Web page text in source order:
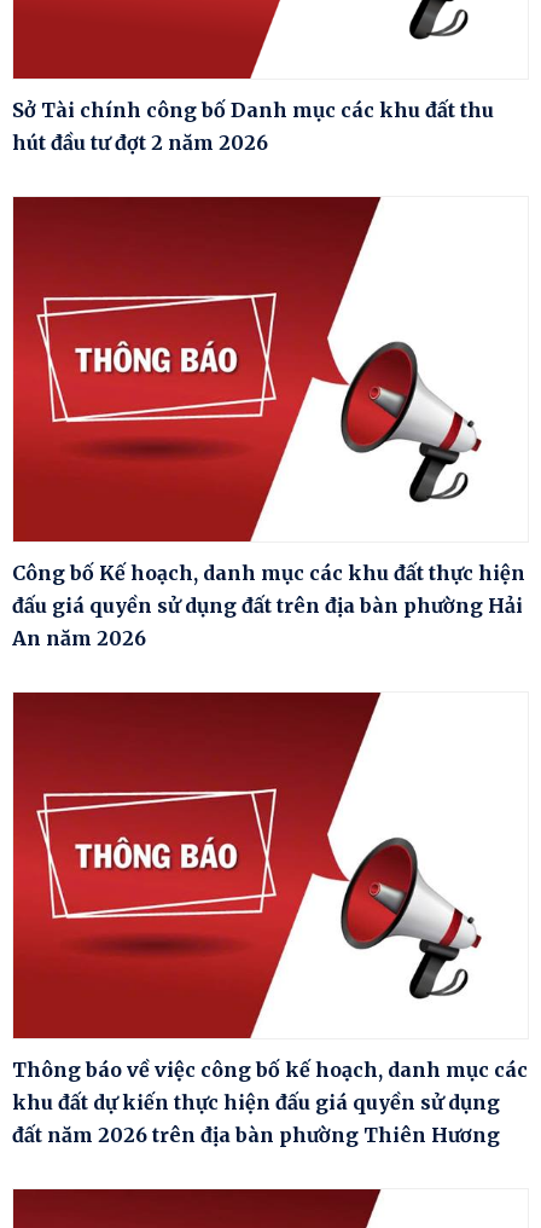
Sở Tài chính công bố Danh mục các khu đất thu
hút đầu tư đợt 2 năm 2026
Công bố Kế hoạch, danh mục các khu đất thực hiện
đấu giá quyền sử dụng đất trên địa bàn phường Hải
An năm 2026
Thông báo về việc công bố kế hoạch, danh mục các
khu đất dự kiến thực hiện đấu giá quyền sử dụng
đất năm 2026 trên địa bàn phường Thiên Hương